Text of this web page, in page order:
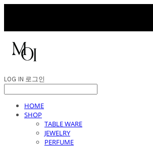
LOG IN 로그인
HOME
SHOP
TABLE WARE
JEWELRY
PERFUME